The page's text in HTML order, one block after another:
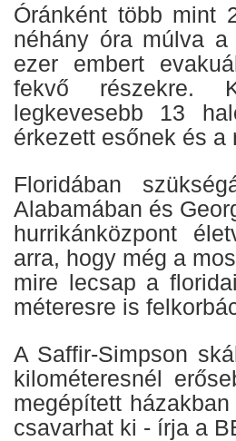
Óránként több mint
néhány óra múlva
ezer embert
fekvő részekre.
legkevesebb 13
érkezett esőnek és a
Floridában
Alabamában és
hurrikánközpont
arra, hogy még a
mire lecsap a
méteresre is
A Saffir-Simpson
kilométeresnél
megépített
csavarhat ki - írja a